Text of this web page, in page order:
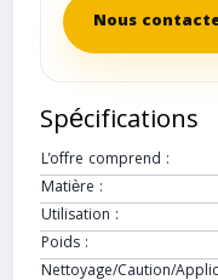
Nous
Spécifications
L'offre comprend :
Matière :
Utilisation :
Poids :
Nettoyage/Caution/